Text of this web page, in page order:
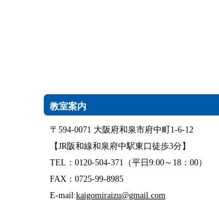
教室案内
〒594-0071 大阪府和泉市府中町1-6-12
【JR阪和線和泉府中駅東口徒歩3分】
TEL：0120-504-371（平日9:00～18：00）
FAX：0725-99-8985
E-mail:kaigomiraizu@gmail.com